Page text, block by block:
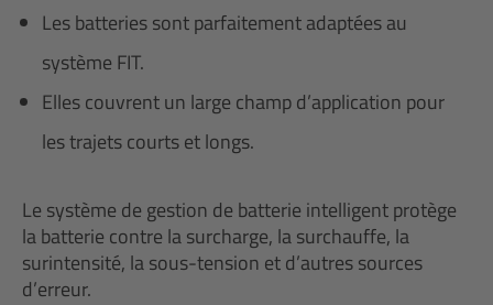
Les batteries sont parfaitement adaptées au
système FIT.
Elles couvrent un large champ d’application pour
les trajets courts et longs.
Le système de gestion de batterie intelligent protège
la batterie contre la surcharge, la surchauffe, la
surintensité, la sous-tension et d’autres sources
d’erreur.